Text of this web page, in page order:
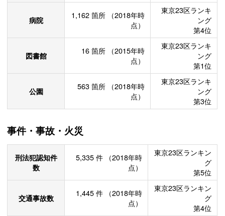
病院 1,162 箇所
（2018年時
点）
東京23区ランキ
ング
第4位
図書館 16 箇所
（2015年時
点）
東京23区ランキ
ング
第1位
公園 563 箇所
（2018年時
点）
東京23区ランキ
ング
第3位
事件・事故・火災
刑法犯認知件
数
5,335 件
（2018年時
点）
東京23区ランキン
グ
第5位
交通事故数 1,445 件
（2018年時
点）
東京23区ランキン
グ
第4位